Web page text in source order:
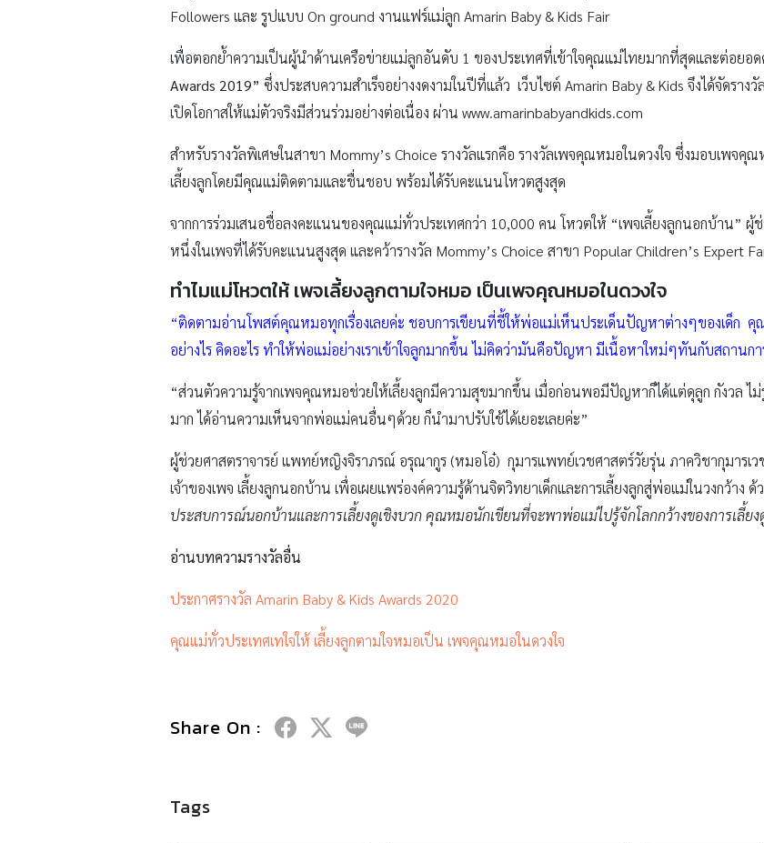
Followers และ รูปแบบ On ground งานแฟร์แม่ลูก Amarin Baby & Kids Fair
เพื่อตอกย้ำความเป็นผู้นำด้านเครือข่ายแม่ลูกอันดับ 1 ของประเทศที่เข้าใจคุณแม่ไทยมากที่สุดและต่อยอด
Awards 2019” ซึ่งประสบความสำเร็จอย่างงดงามในปีที่แล้ว เว็บไซต์ Amarin Baby & Kids จึงได้จัดรางวัล
เปิดโอกาสให้แม่ตัวจริงมีส่วนร่วมอย่างต่อเนื่อง ผ่าน www.amarinbabyandkids.com
สำหรับรางวัลพิเศษในสาขา Mommy’s Choice รางวัลแรกคือ รางวัลเพจคุณหมอในดวงใจ ซึ่งมอบเพจ
เลี้ยงลูกโดยมีคุณแม่ติดตามและชื่นชอบ พร้อมได้รับคะแนนโหวตสูงสุด
จากการร่วมเสนอชื่อลงคะแนนของคุณแม่ทั่วประเทศกว่า 10,000 คน โหวตให้ “เพจเลี้ยงลูกนอกบ้าน”
หนึ่งในเพจที่ได้รับคะแนนสูงสุด และคว้ารางวัล Mommy’s Choice สาขา Popular Children’s Expert
ทำไมแม่โหวตให้เพจเลี้ยงลูกตามใจหมอ เป็นเพจคุณหมอในดวงใจ
“ติดตามอ่านโพสต์คุณหมอทุกเรื่องเลยค่ะ ชอบการเขียนที่ชี้ให้พ่อแม่เห็นประเด็นปัญหาต่างๆของเด็ก คุ
อย่างไร คิดอะไร ทำให้พ่อแม่อย่างเราเข้าใจลูกมากขึ้น ไม่คิดว่ามันคือปัญหา มีเนื้อหาใหม่ๆทันกับสถาน
“ส่วนตัวความรู้จากเพจคุณหมอช่วยให้เลี้ยงลูกมีความสุขมากขึ้น เมื่อก่อนพอมีปัญหาก็ได้แต่ดุลูก กังวล ไ
มาก ได้อ่านความเห็นจากพ่อแม่คนอื่นๆด้วย ก็นำมาปรับใช้ได้เยอะเลยค่ะ”
ผู้ช่วยศาสตราจารย์ แพทย์หญิงจิราภรณ์ อรุณากูร (หมอโอ๋) กุมารแพทย์เวชศาสตร์วัยรุ่น ภาควิชากุมารเ
เจ้าของเพจ เลี้ยงลูกนอกบ้าน เพื่อเผยแพร่องค์ความรู้ด้านจิตวิทยาเด็กและการเลี้ยงลูกสู่พ่อแม่ในวงกว้าง ด้
ประสบการณ์นอกบ้านและการเลี้ยงดูเชิงบวกคุณหมอนักเขียนที่จะพาพ่อแม่ไปรู้จักโลกกว้างของการเลี้ยง
อ่านบทความรางวัลอื่น
ประกาศรางวัล Amarin Baby & Kids Awards 2020
คุณแม่ทั่วประเทศเทใจให้ เลี้ยงลูกตามใจหมอเป็น เพจคุณหมอในดวงใจ
Share On :
Tags